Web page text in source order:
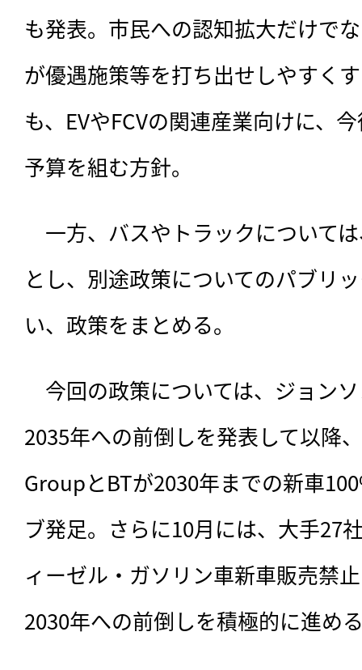
も発表。市民への認知拡大だけで
が優遇施策等を打ち出せしやすく
も、EVやFCVの関連産業向けに、
予算を組む方針。
一方、バスやトラックについて
とし、別途政策についてのパブリ
い、政策をまとめる。
今回の政策については、ジョン
2035年への前倒しを発表して以降
GroupとBTが2030年までの新車
ブ発足。さらに10月には、大手27
ィーゼル・ガソリン車新車販売禁
2030年への前倒しを積極的に進め